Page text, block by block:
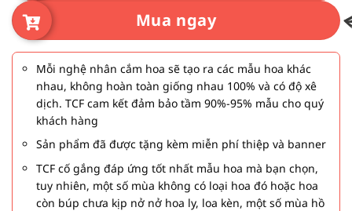
Mua ngay
Mỗi nghệ nhân cắm hoa sẽ tạo ra các mẫu hoa khác
nhau, không hoàn toàn giống nhau 100% và có độ xê
dịch. TCF cam kết đảm bảo tầm 90%-95% mẫu cho quý
khách hàng
Sản phẩm đã được tặng kèm miễn phí thiệp và banner
TCF cố gắng đáp ứng tốt nhất mẫu hoa mà bạn chọn,
tuy nhiên, một số mùa không có loại hoa đó hoặc hoa
còn búp chưa kịp nở nở hoa ly, loa kèn, một số mùa hồ